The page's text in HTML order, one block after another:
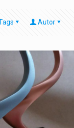
Autor